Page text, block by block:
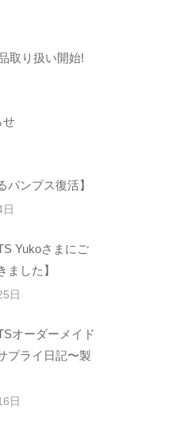
取り扱い開始!
せ
パンプス復活】
Yukoさまにご
ました】
日
オーダーメイド
プライ日記〜製
日